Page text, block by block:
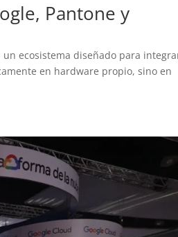
Pantone y
ecosistema diseñado para
en hardware propio, sino en